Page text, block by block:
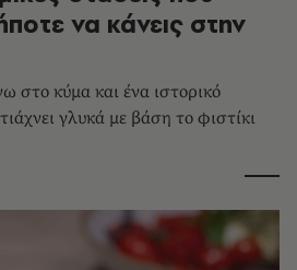
να κάνεις στην
στο κύμα και ένα ιστορικό
γλυκά με βάση το φιστίκι